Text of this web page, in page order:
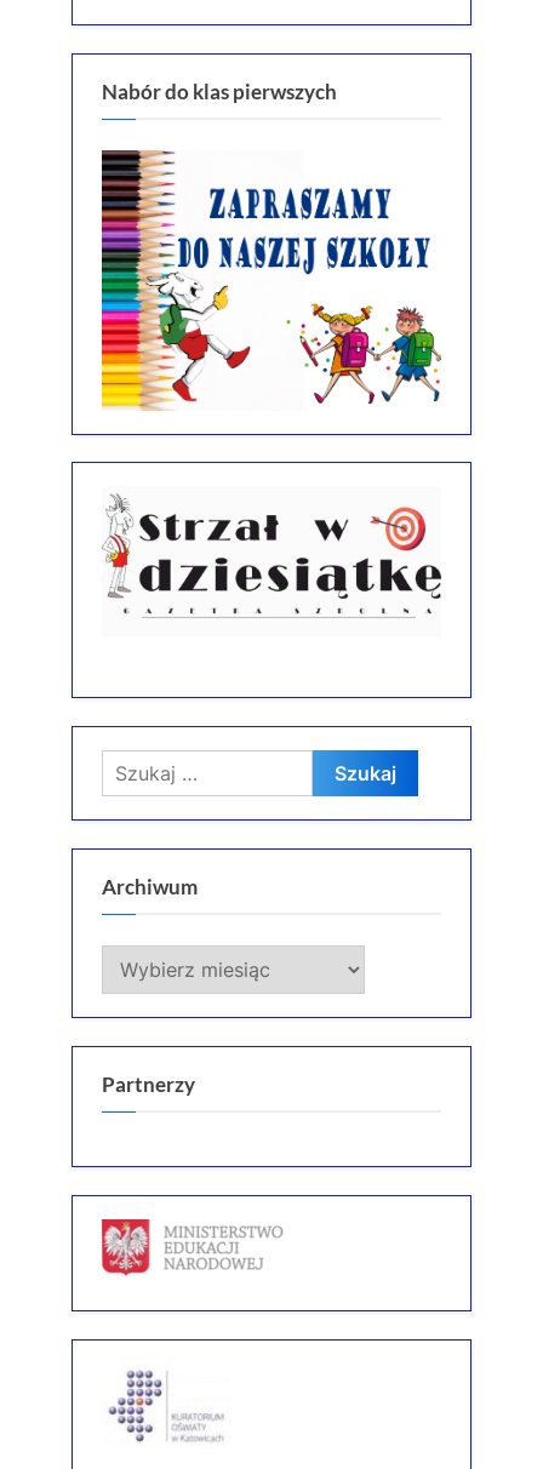
Nabór do klas pierwszych
Szukaj:
Archiwum
Archiwum
Partnerzy